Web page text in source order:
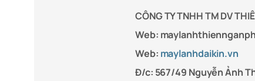
CÔNG TY TNHH TM DV
Web:
Web: maylanhdaikin.vn
Đ/c: 567/49 Nguyễn Ảnh